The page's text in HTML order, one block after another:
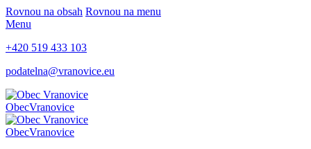
Rovnou na obsah Rovnou na menu
Menu
+420 519 433 103
podatelna@vranovice.eu
ObecVranovice
ObecVranovice